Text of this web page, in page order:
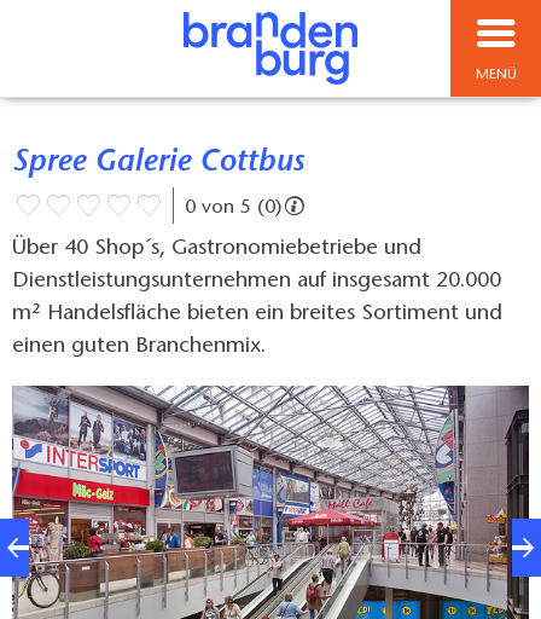
MENÜ
Spree Galerie Cottbus
0 von 5 (0)
Über 40 Shop´s, Gastronomiebetriebe und
Dienstleistungsunternehmen auf insgesamt 20.000
m² Handelsfläche bieten ein breites Sortiment und
einen guten Branchenmix.